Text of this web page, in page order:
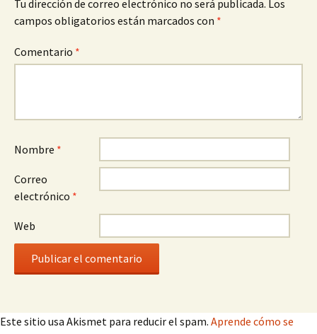
Tu dirección de correo electrónico no será publicada. Los
campos obligatorios están marcados con *
Comentario *
Nombre *
Correo
electrónico *
Web
Este sitio usa Akismet para reducir el spam. Aprende cómo se